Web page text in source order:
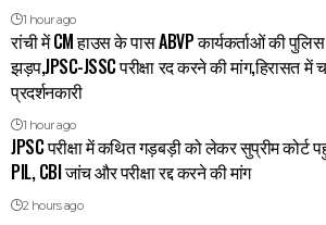
1 hour ago
रांची में CM हाउस के पास ABVP कार्यकर्ताओं की
झड़प,JPSC-JSSC परीक्षा रद करने की मांग,हिरासत में
प्रदर्शनकारी
1 hour ago
JPSC परीक्षा में कथित गड़बड़ी को लेकर सुप्रीम कोर्ट
PIL, CBI जांच और परीक्षा रद्द करने की मांग
2 hours ago